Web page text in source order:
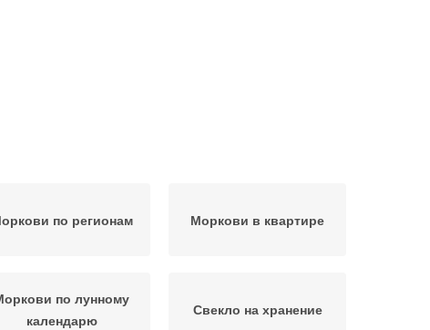
по регионам Моркови в квартире
по лунному
календарю
Свекло на хранение